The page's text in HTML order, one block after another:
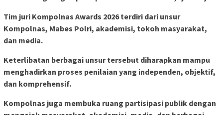
Tim juri Kompolnas Awards 2026 terdiri dari unsur
Kompolnas, Mabes Polri, akademisi, tokoh masyarakat,
dan media.
Keterlibatan berbagai unsur tersebut diharapkan mampu
menghadirkan proses penilaian yang independen, objektif,
dan komprehensif.
Kompolnas juga membuka ruang partisipasi publik dengan